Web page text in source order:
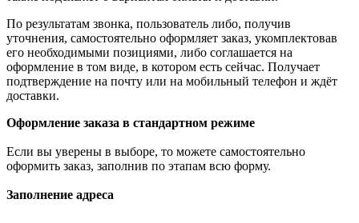
По результатам звонка, пользователь либо, получив
уточнения, самостоятельно оформляет заказ, укомплектовав
его необходимыми позициями, либо соглашается на
оформление в том виде, в котором есть сейчас. Получает
подтверждение на почту или на мобильный телефон и ждёт
доставки.
Оформление заказа в стандартном режиме
Если вы уверены в выборе, то можете самостоятельно
оформить заказ, заполнив по этапам всю форму.
Заполнение адреса